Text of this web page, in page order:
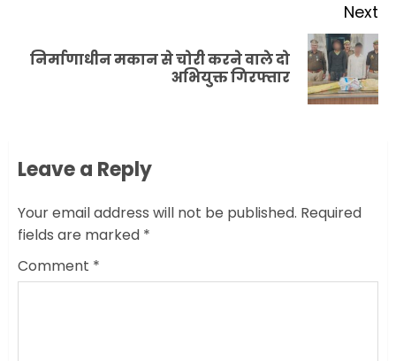
Next
Next
निर्माणाधीन मकान से चोरी करने वाले दो
अभियुक्त गिरफ्तार
Leave a Reply
Your email address will not be published. Required
fields are marked *
Comment *